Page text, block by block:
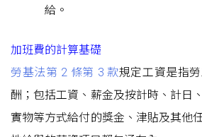
給。
加班費的計算基礎
勞基法第 2 條第 3 款規定工資是指
酬；包括工資、薪金及按計時、計日
實物等方式給付的獎金、津貼及其他